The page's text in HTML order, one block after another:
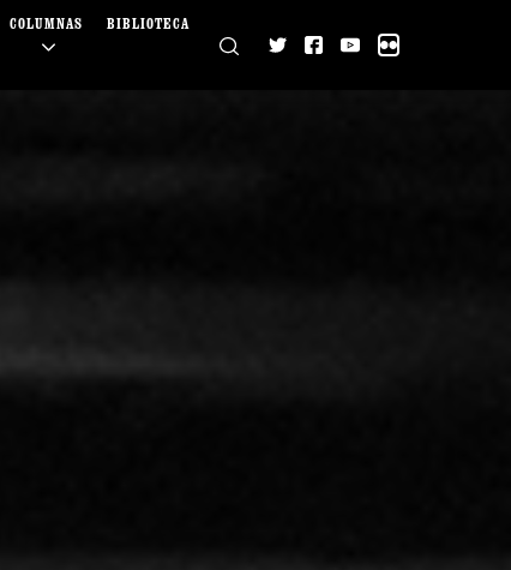
COLUMNAS BIBLIOTECA